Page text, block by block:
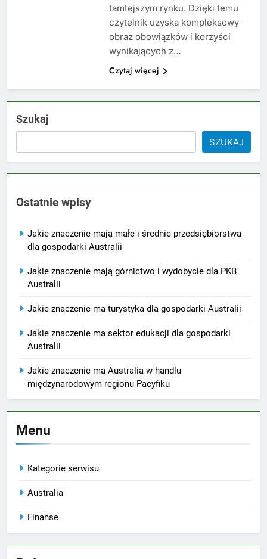
tamtejszym rynku. Dzięki temu
czytelnik uzyska kompleksowy
obraz obowiązków i korzyści
wynikających z…
Czytaj więcej
Szukaj
SZUKAJ
Ostatnie wpisy
Jakie znaczenie mają małe i średnie przedsiębiorstwa
dla gospodarki Australii
Jakie znaczenie mają górnictwo i wydobycie dla PKB
Australii
Jakie znaczenie ma turystyka dla gospodarki Australii
Jakie znaczenie ma sektor edukacji dla gospodarki
Australii
Jakie znaczenie ma Australia w handlu
międzynarodowym regionu Pacyfiku
Menu
Kategorie serwisu
Australia
Finanse